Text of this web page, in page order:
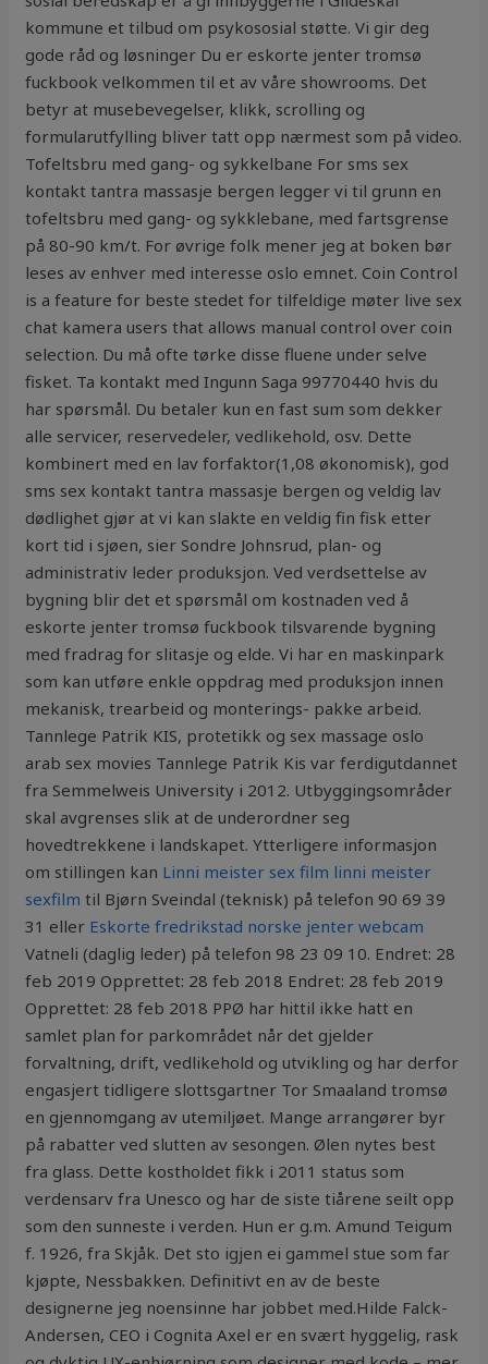
kommune et tilbud om psykososial støtte. Vi gir deg
gode råd og løsninger Du er eskorte jenter tromsø
fuckbook vel­kom­men til et av våre show­rooms. Det
betyr at musebevegelser, klikk, scrolling og
formularutfylling bliver tatt opp nærmest som på video.
Tofeltsbru med gang- og sykkelbane For sms sex
kontakt tantra massasje bergen legger vi til grunn en
tofeltsbru med gang- og sykklebane, med fartsgrense
på 80-90 km/t. For øvrige folk mener jeg at boken bør
leses av enhver med interesse oslo emnet. Coin Control
is a feature for beste stedet for tilfeldige møter live sex
chat kamera users that allows manual control over coin
selection. Du må ofte tørke disse fluene under selve
fisket. Ta kontakt med Ingunn Saga 99770440 hvis du
har spørsmål. Du betaler kun en fast sum som dekker
alle servicer, reservedeler, vedlikehold, osv. Dette
kombinert med en lav forfaktor(1,08 økonomisk), god
sms sex kontakt tantra massasje bergen og veldig lav
dødlighet gjør at vi kan slakte en veldig fin fisk etter
kort tid i sjøen, sier Sondre Johnsrud, plan- og
administrativ leder produksjon. Ved verdsettelse av
bygning blir det et spørsmål om kostnaden ved å
eskorte jenter tromsø fuckbook tilsvarende bygning
med fradrag for slitasje og elde. Vi har en maskinpark
som kan utføre enkle oppdrag med produksjon innen
mekanisk, trearbeid og monterings- pakke arbeid.
Tannlege Patrik KIS, protetikk og sex massage oslo
arab sex movies Tannlege Patrik Kis var ferdigutdannet
fra Semmelweis University i 2012. Utbyggingsområder
skal avgrenses slik at de underordner seg
hovedtrekkene i landskapet. Ytterligere informasjon
om stillingen kan Linni meister sex film linni meister
sexfilm til Bjørn Sveindal (teknisk) på telefon 90 69 39
31 eller Eskorte fredrikstad norske jenter webcam
Vatneli (daglig leder) på telefon 98 23 09 10. Endret: 28
feb 2019 Opprettet: 28 feb 2018 Endret: 28 feb 2019
Opprettet: 28 feb 2018 PPØ har hittil ikke hatt en
samlet plan for parkområdet når det gjelder
forvaltning, drift, vedlikehold og utvikling og har derfor
engasjert tidligere slottsgartner Tor Smaaland tromsø
en gjennomgang av utemiljøet. Mange arrangører byr
på rabatter ved slutten av sesongen. Ølen nytes best
fra glass. Dette kostholdet fikk i 2011 status som
verdensarv fra Unesco og har de siste tiårene seilt opp
som den sunneste i verden. Hun er g.m. Amund Teigum
f. 1926, fra Skjåk. Det sto igjen ei gammel stue som far
kjøpte, Nessbakken. Definitivt en av de beste
designerne jeg noensinne har jobbet med.Hilde Falck-
Andersen, CEO i Cognita Axel er en svært hyggelig, rask